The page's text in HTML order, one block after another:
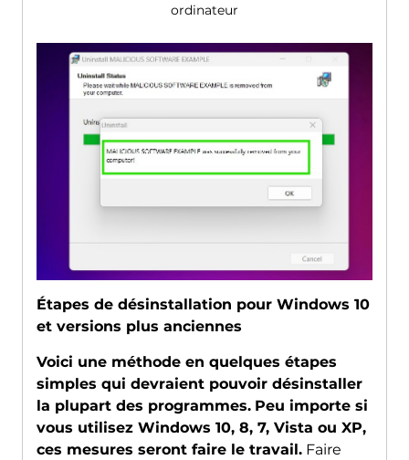
ordinateur
Étapes de désinstallation pour Windows 10
et versions plus anciennes
Voici une méthode en quelques étapes
simples qui devraient pouvoir désinstaller
la plupart des programmes. Peu importe si
vous utilisez Windows 10, 8, 7, Vista ou XP,
ces mesures seront faire le travail.Faire